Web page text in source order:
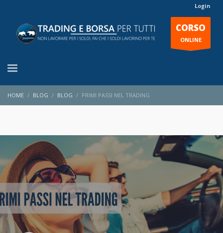
Login
CORSO
ONLINE
HOME BLOG BLOG PRIMI PASSI NEL TRADING